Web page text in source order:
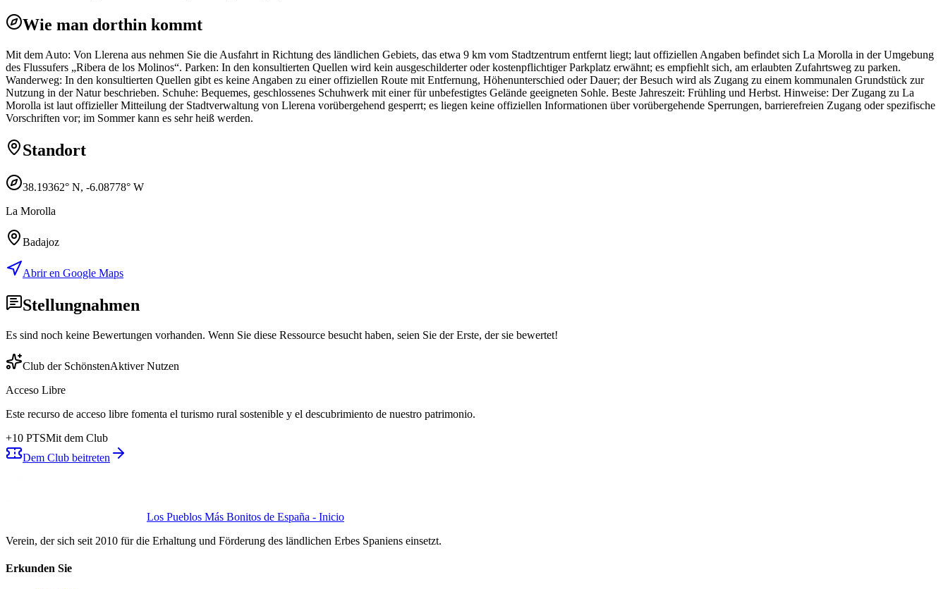
Wie man dorthin kommt
Mit dem Auto: Von Llerena aus nehmen Sie die Ausfahrt in Richtung des ländlichen Gebiets, das etwa 9 km vom Stadtzentrum entfernt liegt; laut offiziellen Angaben befindet sich La Morolla in der Umgebung
des Flussufers „Ribera de los Molinos“. Parken: In den konsultierten Quellen wird kein ausgeschilderter oder kostenpflichtiger Parkplatz erwähnt; es empfiehlt sich, am erlaubten Zufahrtsweg zu parken.
Wanderweg: In den konsultierten Quellen gibt es keine Angaben zu einer offiziellen Route mit Entfernung, Höhenunterschied oder Dauer; der Besuch wird als Zugang zu einem kommunalen Grundstück zur
Nutzung in der Natur beschrieben. Schuhe: Bequemes, geschlossenes Schuhwerk mit einer für unbefestigtes Gelände geeigneten Sohle. Beste Jahreszeit: Frühling und Herbst. Hinweise: Der Zugang zu La
Morolla ist laut offizieller Mitteilung der Stadtverwaltung von Llerena vorübergehend gesperrt; es liegen keine offiziellen Informationen über vorübergehende Sperrungen, barrierefreien Zugang oder spezifische
Vorschriften vor; im Sommer kann es sehr heiß werden.
Standort
38.19362° N, -6.08778° W
La Morolla
Badajoz
Abrir en Google Maps
Stellungnahmen
Es sind noch keine Bewertungen vorhanden. Wenn Sie diese Ressource besucht haben, seien Sie der Erste, der sie bewertet!
Club der SchönstenAktiver Nutzen
Acceso Libre
Este recurso de acceso libre fomenta el turismo rural sostenible y el descubrimiento de nuestro patrimonio.
+10 PTSMit dem Club
Dem Club beitreten
Los Pueblos Más Bonitos de España - Inicio
Verein, der sich seit 2010 für die Erhaltung und Förderung des ländlichen Erbes Spaniens einsetzt.
Erkunden Sie